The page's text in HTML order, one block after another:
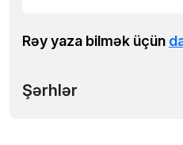
Rəy yaza bilmək üçün
Şərhlər